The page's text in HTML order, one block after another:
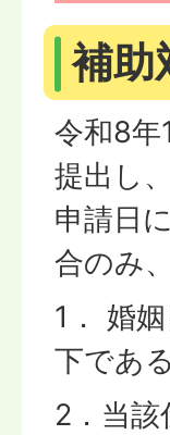
補助
令和8年
提出し
申請日
合のみ
1． 婚
下であ
2．当